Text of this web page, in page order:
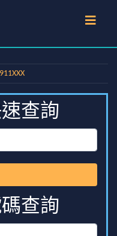
查詢
查詢